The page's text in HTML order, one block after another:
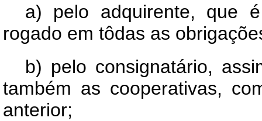
a) pelo adquirente, que
rogado em tôdas as
b) pelo consignatário,
também as cooperativas,
anterior;